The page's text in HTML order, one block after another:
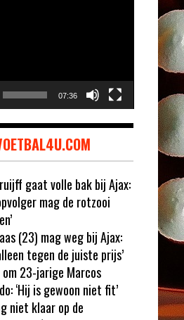
07:36
gaat volle bak bij Ajax:
mag de rotzooi
(23) mag weg bij Ajax:
tegen de juiste prijs’
om 23-jarige Marcos
‘Hij is gewoon niet fit’
niet klaar op de